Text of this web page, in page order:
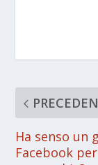
Ha senso un
Facebook